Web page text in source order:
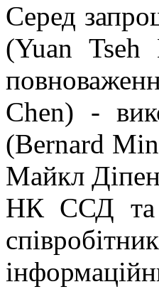
Серед
(Yuan
Chen) -
(Bernard
Майкл
НК ССД та